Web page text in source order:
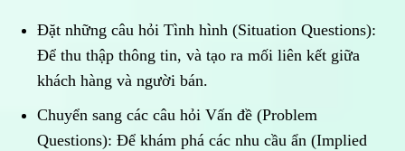
Đặt những câu hỏi Tình hình (Situation Questions):
Để thu thập thông tin, và tạo ra mối liên kết giữa
khách hàng và người bán.
Chuyển sang các câu hỏi Vấn đề (Problem
Questions): Để khám phá các nhu cầu ẩn (Implied